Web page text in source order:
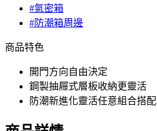
#氣密箱
#防潮箱周邊
商品特色
開門方向自由決定
鋼製抽屜式層板收納更靈活
防潮新進化靈活任意組合搭配